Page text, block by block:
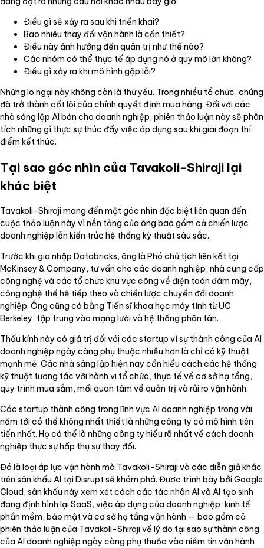
Điều gì sẽ xảy ra sau khi triển khai?
Bao nhiêu thay đổi vận hành là cần thiết?
Điều này ảnh hưởng đến quản trị như thế nào?
Các nhóm có thể thực tế áp dụng nó ở quy mô lớn không?
Điều gì xảy ra khi mô hình gặp lỗi?
Những lo ngại này không còn là thứ yếu. Trong nhiều tổ chức, chúng
đã trở thành cốt lõi của chính quyết định mua hàng. Đối với các
nhà sáng lập AI bán cho doanh nghiệp, phiên thảo luận này sẽ phân
tích những gì thực sự thúc đẩy việc áp dụng sau khi giai đoạn thí
điểm kết thúc.
Tại sao góc nhìn của Tavakoli-Shiraji lại
khác biệt
Tavakoli-Shiraji mang đến một góc nhìn đặc biệt liên quan đến
cuộc thảo luận này vì nền tảng của ông bao gồm cả chiến lược
doanh nghiệp lẫn kiến trúc hệ thống kỹ thuật sâu sắc.
Trước khi gia nhập Databricks, ông là Phó chủ tịch liên kết tại
McKinsey & Company, tư vấn cho các doanh nghiệp, nhà cung cấp
công nghệ và các tổ chức khu vực công về điện toán đám mây,
công nghệ thế hệ tiếp theo và chiến lược chuyển đổi doanh
nghiệp. Ông cũng có bằng Tiến sĩ khoa học máy tính từ UC
Berkeley, tập trung vào mạng lưới và hệ thống phân tán.
Thấu kính này có giá trị đối với các startup vì sự thành công của AI
doanh nghiệp ngày càng phụ thuộc nhiều hơn là chỉ có kỹ thuật
mạnh mẽ. Các nhà sáng lập hiện nay cần hiểu cách các hệ thống
kỹ thuật tương tác với hành vi tổ chức, thực tế về cơ sở hạ tầng,
quy trình mua sắm, mối quan tâm về quản trị và rủi ro vận hành.
Các startup thành công trong lĩnh vực AI doanh nghiệp trong vài
năm tới có thể không nhất thiết là những công ty có mô hình tiên
tiến nhất. Họ có thể là những công ty hiểu rõ nhất về cách doanh
nghiệp thực sự hấp thụ sự thay đổi.
Đó là loại áp lực vận hành mà Tavakoli-Shiraji và các diễn giả khác
trên sân khấu AI tại Disrupt sẽ khám phá. Được trình bày bởi Google
Cloud, sân khấu này xem xét cách các tác nhân AI và AI tạo sinh
đang định hình lại SaaS, việc áp dụng của doanh nghiệp, kinh tế
phần mềm, bảo mật và cơ sở hạ tầng vận hành — bao gồm cả
phiên thảo luận của Tavakoli-Shiraji về lý do tại sao sự thành công
của AI doanh nghiệp ngày càng phụ thuộc vào niềm tin vận hành